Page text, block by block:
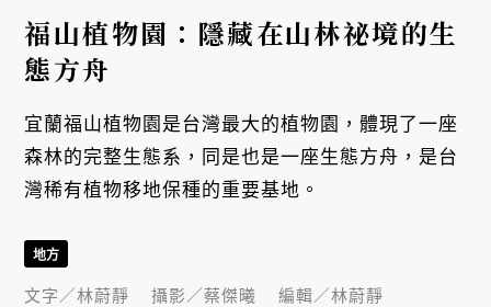
福山植物園：隱藏在山林祕境的生
態方舟
宜蘭福山植物園是台灣最大的植物園，體現了一座
森林的完整生態系，同是也是一座生態方舟，是台
灣稀有植物移地保種的重要基地。
地方
文字／林蔚靜 攝影／蔡傑曦 編輯／林蔚靜